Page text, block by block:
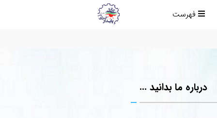
فهرست
درباره ما بدانید ...